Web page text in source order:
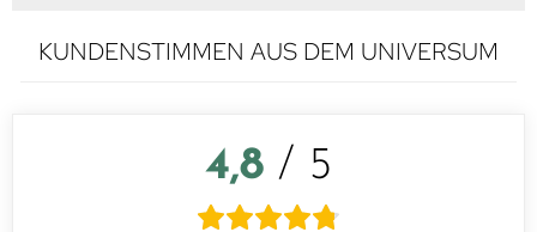
KUNDENSTIMMEN AUS DEM UNIVERSUM
4,8 / 5